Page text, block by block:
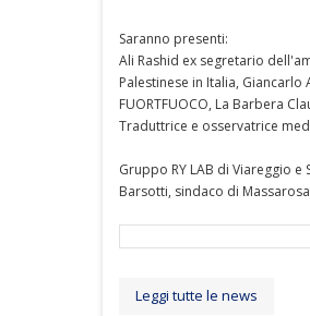
Saranno presenti:
Ali Rashid ex segretario
Palestinese in Italia, Giancarlo
FUORTFUOCO, La Barbera
Traduttrice e osservatrice
Gruppo RY LAB di Viareggio e
Barsotti, sindaco di Massarosa
Leggi tutte le news